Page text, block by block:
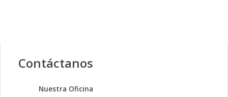
Contáctanos
Nuestra Oficina